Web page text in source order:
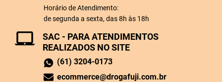
SAC - PARA ATENDIMENTOS
REALIZADOS NO SITE
(61) 3204-0173
ecommerce@drogafuji.com.br
Horário de Atendimento:
de segunda a sexta, das 8h às 18h